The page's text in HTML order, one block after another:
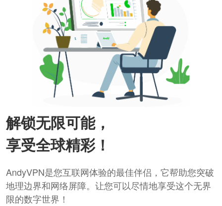
解锁无限可能，
享受全球精彩！
AndyVPN是您互联网体验的最佳伴侣，它帮助您突破
地理边界和网络屏障。让您可以尽情地享受这个无界
限的数字世界！